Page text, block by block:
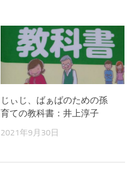
じぃじ、ばぁばのための孫
育ての教科書：井上淳子
2021年9月30日